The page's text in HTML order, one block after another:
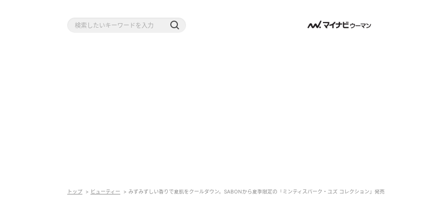
トップ ビューティー みずみずしい香りで夏肌をクールダウン。SABONから夏季限定の「ミンティスパーク・ユズ コレクション」発売